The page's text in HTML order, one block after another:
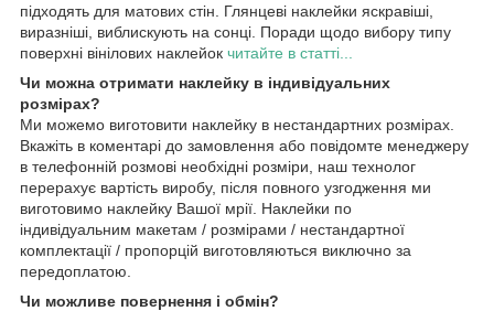
підходять для матових стін. Глянцеві наклейки яскравіші,
виразніші, виблискують на сонці. Поради щодо вибору типу
поверхні вінілових наклейок читайте в статті...
Чи можна отримати наклейку в індивідуальних
розмірах?
Ми можемо виготовити наклейку в нестандартних розмірах.
Вкажіть в коментарі до замовлення або повідомте менеджеру
в телефонній розмові необхідні розміри, наш технолог
перерахує вартість виробу, після повного узгодження ми
виготовимо наклейку Вашої мрії. Наклейки по
індивідуальним макетам / розмірами / нестандартної
комплектації / пропорцій виготовляються виключно за
передоплатою.
Чи можливе повернення і обмін?